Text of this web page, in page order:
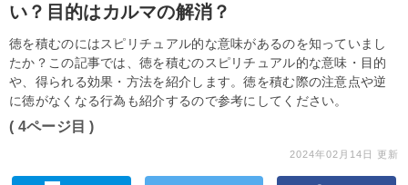
い？目的はカルマの解消？
徳を積むのにはスピリチュアル的な意味があるのを知っていまし
たか？この記事では、徳を積むのスピリチュアル的な意味・目的
や、得られる効果・方法を紹介します。徳を積む際の注意点や逆
に徳がなくなる行為も紹介するので参考にしてください。
( 4ページ目 )
2024年02月14日 更新